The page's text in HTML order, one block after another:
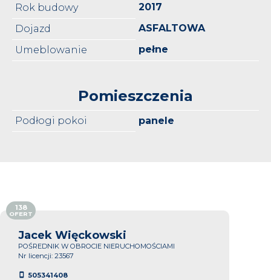
Rok budowy
2017
Dojazd
ASFALTOWA
Umeblowanie
pełne
Pomieszczenia
Podłogi pokoi panele
Jacek Więckowski
POŚREDNIK W OBROCIE NIERUCHOMOŚCIAMI
Nr licencji: 23567
505341408
138
OFERT